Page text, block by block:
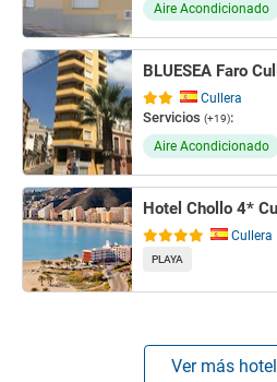
Aire Acondicionado
BLUESEA Faro
Cullera
Servicios (+19):
Aire Acondicionado
Hotel Chollo 4*
Cullera
PLAYA
Ver más